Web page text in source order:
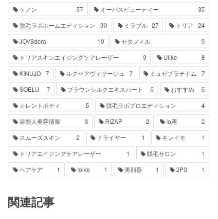
ケノン 57 オーパスビューティー
35
脱毛ラボホームエディション
30 ミラブル 27 トリア
24
JOVSdora
10 セタフィル
9
トリアスキンエイジングケアレーザー
9 Ulike
8
KINUJO 7 ルクセアヴィサージュ 7 ミュゼプラチナム
7
SOELU
7 ブラウンシルクエキスパート 5 おすすめ
5
カレントボディ
5 脱毛ラボプロエディション
4
芸能人美容情報
3 RIZAP 2 io霧
2
スムーズスキン
2 ドライヤー 1 キレイモ
1
トリアエイジングケアレーザー
1 脱毛サロン
1
ヘアケア
1 loive 1 美顔器 1 2PS 1
関連記事